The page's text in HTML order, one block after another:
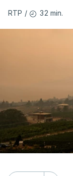
RTP / 32 min.